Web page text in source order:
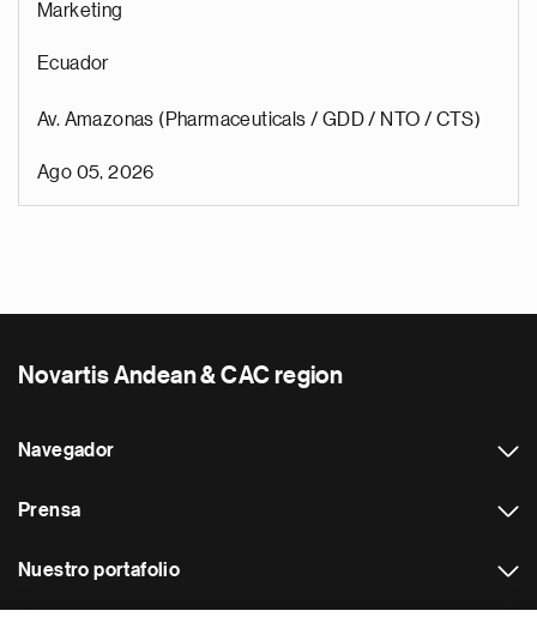
Marketing
Ecuador
Av. Amazonas (Pharmaceuticals / GDD / NTO / CTS)
Ago 05, 2026
Novartis Andean & CAC region
Navegador
Prensa
Nuestro portafolio